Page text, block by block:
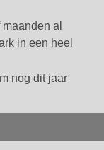
al
in een heel
nog dit jaar